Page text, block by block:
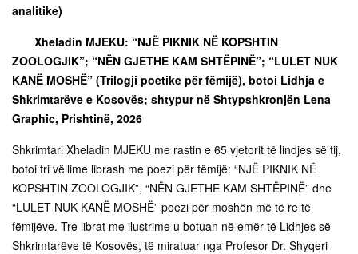
analitike)
Xheladin MJEKU: “NJË PIKNIK NË KOPSHTIN
ZOOLOGJIK”; “NËN GJETHE KAM SHTËPINË”; “LULET NUK
KANË MOSHË” (Trilogji poetike për fëmijë), botoi Lidhja e
Shkrimtarëve e Kosovës; shtypur në Shtypshkronjën Lena
Graphic, Prishtinë, 2026
Shkrimtari Xheladin MJEKU me rastin e 65 vjetorit të lindjes së tij,
botoi tri vëllime librash me poezi për fëmijë: “NJË PIKNIK NË
KOPSHTIN ZOOLOGJIK”, “NËN GJETHE KAM SHTËPINË” dhe
“LULET NUK KANË MOSHË” poezi për moshën më të re të
fëmijëve. Tre librat me ilustrime u botuan në emër të Lidhjes së
Shkrimtarëve të Kosovës, të miratuar nga Profesor Dr. Shyqeri